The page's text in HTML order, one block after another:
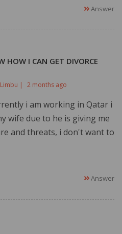
Answer
HOW I CAN GET DIVORCE
| 2 months ago
i am working in Qatar i
wife due to he is giving me
and threats, i don't want to
Answer